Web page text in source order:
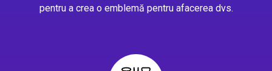
pentru a crea o emblemă pentru afacerea dvs.